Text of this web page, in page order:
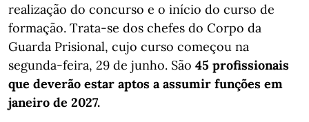
realização do concurso e o início do curso de
formação. Trata-se dos chefes do Corpo da
Guarda Prisional, cujo curso começou na
segunda-feira, 29 de junho. São 45 profissionais
que deverão estar aptos a assumir funções em
janeiro de 2027.